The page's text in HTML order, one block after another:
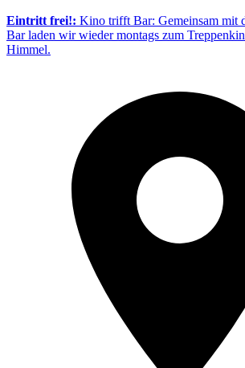
Eintritt frei!: Kino trifft Bar: Gemeinsam
Bar laden wir wieder montags zum
Himmel.